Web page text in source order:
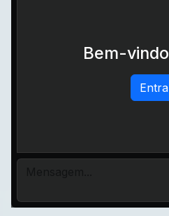
Bem-